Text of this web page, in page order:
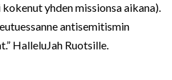
yhden missionsa aikana).
antisemitismin
HalleluJah Ruotsille.